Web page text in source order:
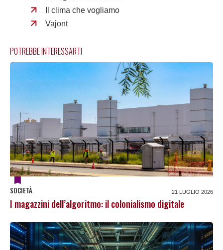
Il clima che vogliamo
Vajont
POTREBBE INTERESSARTI
SOCIETÀ 21 LUGLIO 2026
I magazzini dell’algoritmo: il colonialismo digitale